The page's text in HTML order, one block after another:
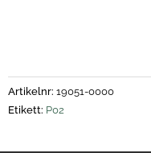
Artikelnr: 19051-0000
Etikett: P02